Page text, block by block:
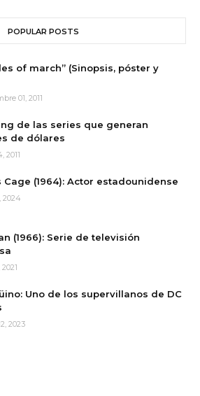
POPULAR POSTS
of march” (Sinopsis, póster y
01, 2011
de las series que generan
de dólares
2011
Cage (1964): Actor estadounidense
2024
(1966): Serie de televisión
Uno de los supervillanos de DC
2023